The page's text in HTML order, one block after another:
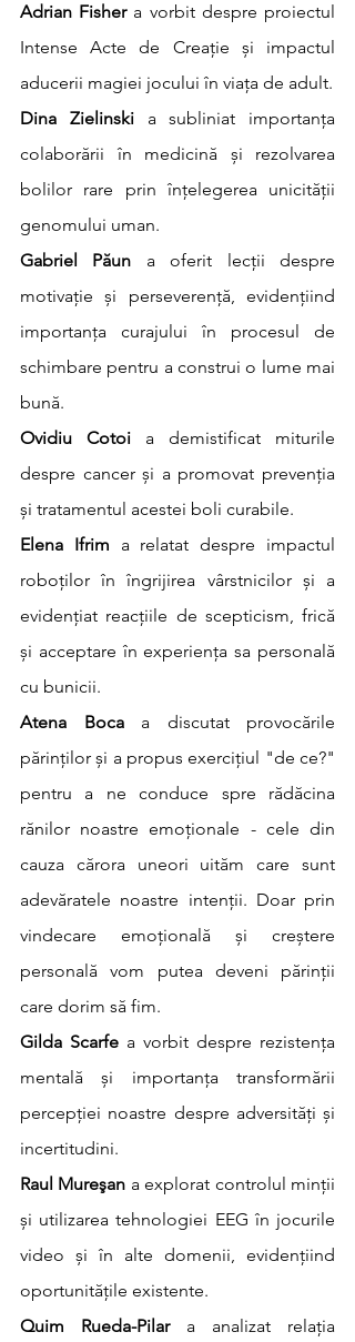
Adrian Fisher a vorbit despre proiectul
Intense Acte de Creație și impactul
aducerii magiei jocului în viața de adult.
Dina Zielinski a subliniat importanța
colaborării în medicină și rezolvarea
bolilor rare prin înțelegerea unicității
genomului uman.
Gabriel Păun a oferit lecții despre
motivație și perseverență, evidențiind
importanța curajului în procesul de
schimbare pentru a construi o lume mai
bună.
Ovidiu Cotoi a demistificat miturile
despre cancer și a promovat prevenția
și tratamentul acestei boli curabile.
Elena Ifrim a relatat despre impactul
roboților în îngrijirea vârstnicilor și a
evidențiat reacțiile de scepticism, frică
și acceptare în experiența sa personală
cu bunicii.
Atena Boca a discutat provocările
părinților și a propus exercițiul "de ce?"
pentru a ne conduce spre rădăcina
rănilor noastre emoționale - cele din
cauza cărora uneori uităm care sunt
adevăratele noastre intenții. Doar prin
vindecare emoțională și creștere
personală vom putea deveni părinții
care dorim să fim.
Gilda Scarfe a vorbit despre rezistența
mentală și importanța transformării
percepției noastre despre adversități și
incertitudini.
Raul Mureşan a explorat controlul minții
și utilizarea tehnologiei EEG în jocurile
video și în alte domenii, evidențiind
oportunitățile existente.
Quim Rueda-Pilar a analizat relația